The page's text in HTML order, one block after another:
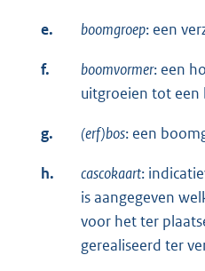
e. boomgroep: een
f. boomvormer: een
uitgroeien tot een
g. (erf)bos: een
h. cascokaart:
is aangegeven
voor het ter
gerealiseerd ter